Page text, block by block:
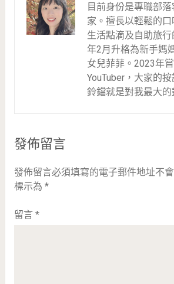
目前身份是專職部
家。擅長以輕鬆的
生活點滴及自助旅
年2月升格為新手媽
女兒菲菲。2023年
YouTuber，大家的
鈴鐺就是對我最大的
發佈留言
發佈留言必須填寫的電子郵件地址不會
標示為 *
留言 *